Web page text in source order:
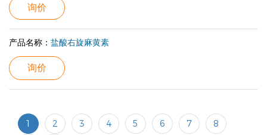
询价
产品名称： 盐酸右旋麻黄素
询价
1 2 3 4 5 6 7
8